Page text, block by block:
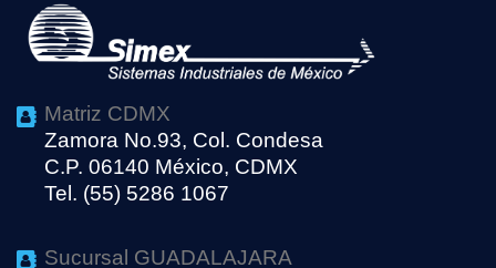
Matriz CDMX
Zamora No.93, Col. Condesa
C.P. 06140 México, CDMX
Tel. (55) 5286 1067
Sucursal GUADALAJARA